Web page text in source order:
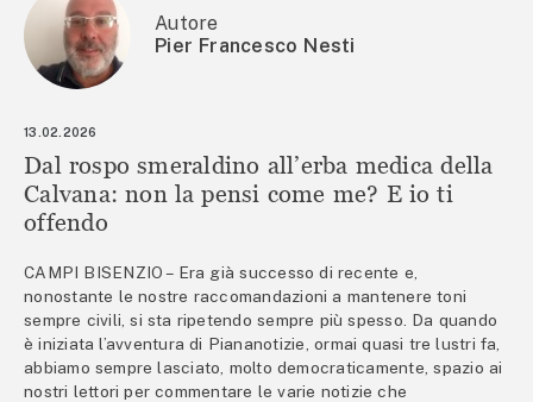
Autore
Pier Francesco Nesti
13.02.2026
Dal rospo smeraldino all’erba medica della
Calvana: non la pensi come me? E io ti
offendo
CAMPI BISENZIO – Era già successo di recente e,
nonostante le nostre raccomandazioni a mantenere toni
sempre civili, si sta ripetendo sempre più spesso. Da quando
è iniziata l’avventura di Piananotizie, ormai quasi tre lustri fa,
abbiamo sempre lasciato, molto democraticamente, spazio ai
nostri lettori per commentare le varie notizie che